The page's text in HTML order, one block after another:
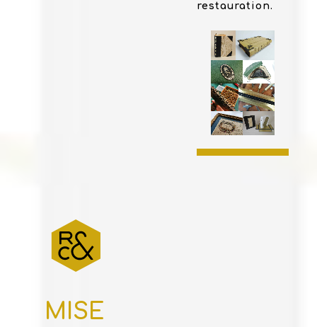
restauration.
MISE